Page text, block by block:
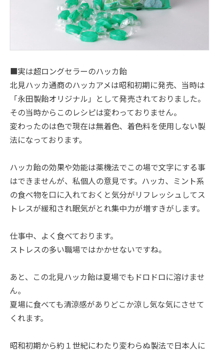
■実は超ロングセラーのハッカ飴
北見ハッカ通商のハッカアメは昭和初期に発売、当時は
「永田製飴オリジナル」として発売されておりました。
その当時からこのレシピは変わっておりません。
変わったのは色で現在は無着色、着色料を使用しない製
法になっております。
ハッカ飴の効果や効能は薬機法でこの場で文字にする事
はできませんが、私個人の意見です。ハッカ、ミント系
の食べ物を口に入れておくと気分がリフレッシュしてス
トレスが緩和され眠気がとれ集中力が増すきがします。
仕事中、よく食べております。
ストレスの多い職場ではかかせないですね。
あと、この北見ハッカ飴は夏場でもドロドロに溶けませ
ん。
夏場に食べても清涼感がありどこか涼し気な気にさせて
くれます。
昭和初期から約１世紀にわたり変わらぬ製法で日本人に